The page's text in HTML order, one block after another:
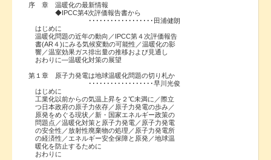
序 章 温暖化の最新情報
◆IPCC第4次評価報告書から
･･････････････････田浦健朗
はじめに
温暖化問題の近年の動向／IPCC第４次評価報告
書(AR４)にみる気候変動の可能性／温暖化の影
響／温室効果ガス排出量の推移および見通し
おわりに―温暖化対策の展望
第１章 原子力発電は地球温暖化問題の切り札か
･･････････････････早川光俊
はじめに
工業化以前からの気温上昇を２℃未満に／際立
つ日本政府の原子力依存／原子力発電の歩み／
原発をめぐる現状／新・国家エネルギー政策の
問題点／温暖化対策と原子力発電／原子力発電
の安全性／放射性廃棄物の処理／原子力発電所
の経済性／エネルギー安全保障と原発／地球温
暖化を防止するために
おわりに